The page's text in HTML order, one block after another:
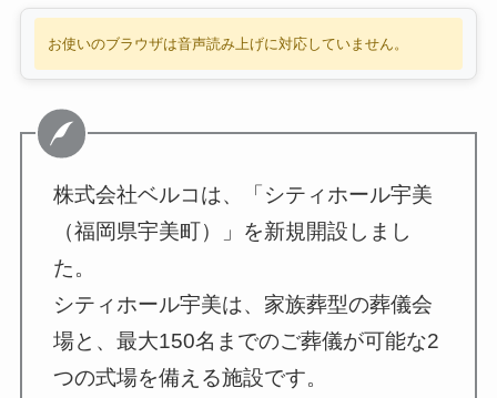
お使いのブラウザは音声読み上げに対応していません。
株式会社ベルコは、「シティホール宇美
（福岡県宇美町）」を新規開設しまし
た。
シティホール宇美は、家族葬型の葬儀会
場と、最大150名までのご葬儀が可能な2
つの式場を備える施設です。